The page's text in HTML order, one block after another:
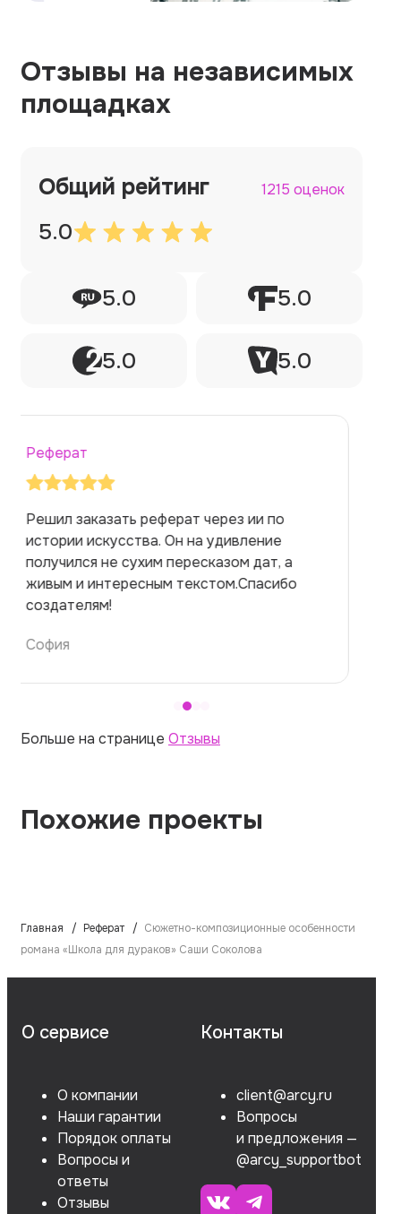
Отзывы на независимых
площадках
Общий рейтинг 1215 оценок
5.0
5.0 5.0
5.0 5.0
Реферат
Заказывала реферат с помощью нейросети
на медицинскую тему. Ожидала худшего,
но справилась. Термины использовала
правильно. Для быстрого ознакомления с
темой — идеально.
Алина
Больше на странице Отзывы
Похожие проекты
Главная Реферат
Сюжетно-композиционные особенности
романа «Школа для дураков» Саши Соколова
О сервисе
О компании
Наши гарантии
Порядок оплаты
Вопросы и
ответы
Отзывы
Контакты
client@arcy.ru
Вопросы
и предложения —
@arcy_supportbot